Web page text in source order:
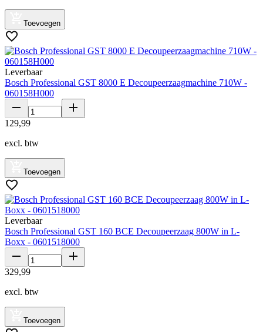
Toevoegen
Leverbaar
Bosch Professional GST 8000 E Decoupeerzaagmachine 710W -
060158H000
129,99
excl. btw
Toevoegen
Leverbaar
Bosch Professional GST 160 BCE Decoupeerzaag 800W in L-
Boxx - 0601518000
329,99
excl. btw
Toevoegen